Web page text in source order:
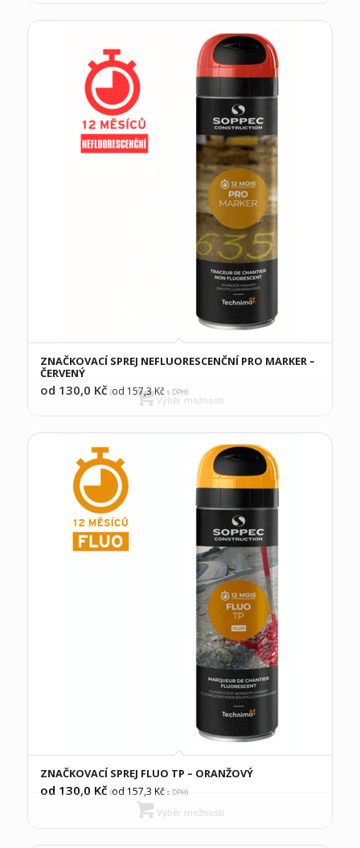
ZNAČKOVACÍ SPREJ NEFLUORESCENČNÍ PRO MARKER –
ČERVENÝ
od 130,0 Kč (od 157,3Kčs DPH)
Výběr možností
ZNAČKOVACÍ SPREJ FLUO TP – ORANŽOVÝ
od 130,0 Kč (od 157,3 Kčs DPH)
Výběr možností